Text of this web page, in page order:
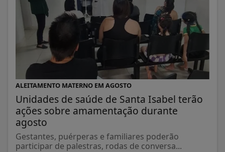
ALEITAMENTO MATERNO EM AGOSTO
Unidades de saúde de Santa Isabel terão
ações sobre amamentação durante
agosto
Gestantes, puérperas e familiares poderão
participar de palestras, rodas de conversa...